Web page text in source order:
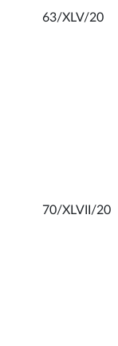
63/XLV/20
70/XLVII/20